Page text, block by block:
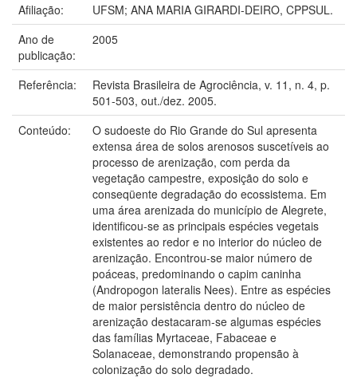
Afiliação:
UFSM; ANA MARIA GIRARDI-DEIRO, CPPSUL.
Ano de
publicação:
2005
Referência:
Revista Brasileira de Agrociência, v. 11, n. 4, p.
501-503, out./dez. 2005.
Conteúdo:
O sudoeste do Rio Grande do Sul apresenta
extensa área de solos arenosos suscetíveis ao
processo de arenização, com perda da
vegetação campestre, exposição do solo e
conseqüente degradação do ecossistema. Em
uma área arenizada do município de Alegrete,
identificou-se as principais espécies vegetais
existentes ao redor e no interior do núcleo de
arenização. Encontrou-se maior número de
poáceas, predominando o capim caninha
(Andropogon lateralis Nees). Entre as espécies
de maior persistência dentro do núcleo de
arenização destacaram-se algumas espécies
das famílias Myrtaceae, Fabaceae e
Solanaceae, demonstrando propensão à
colonização do solo degradado.